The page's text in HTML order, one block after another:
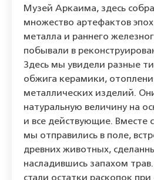
Музей Аркаима, здесь
множество артефактов
металла и раннего
побывали в
Здесь мы увидели разные
обжига керамики,
металлических изделий.
натуральную величину на
и все действующие. Вместе
мы отправились в поле,
древних животных,
насладившись запахом